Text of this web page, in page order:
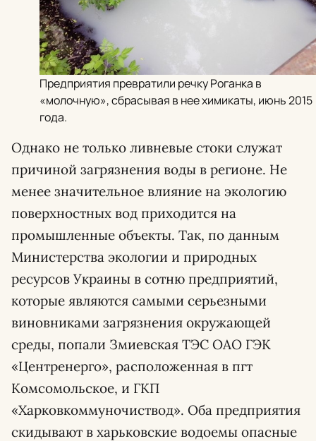
Предприятия превратили речку Роганка в
«молочную», сбрасывая в нее химикаты, июнь 2015
года.
Однако не только ливневые стоки служат
причиной загрязнения воды в регионе. Не
менее значительное влияние на экологию
поверхностных вод приходится на
промышленные объекты. Так, по данным
Министерства экологии и природных
ресурсов Украины в сотню предприятий,
которые являются самыми серьезными
виновниками загрязнения окружающей
среды, попали Змиевская ТЭС ОАО ГЭК
«Центренерго», расположенная в пгт
Комсомольское, и ГКП
«Харковкоммуночиствод». Оба предприятия
скидывают в харьковские водоемы опасные